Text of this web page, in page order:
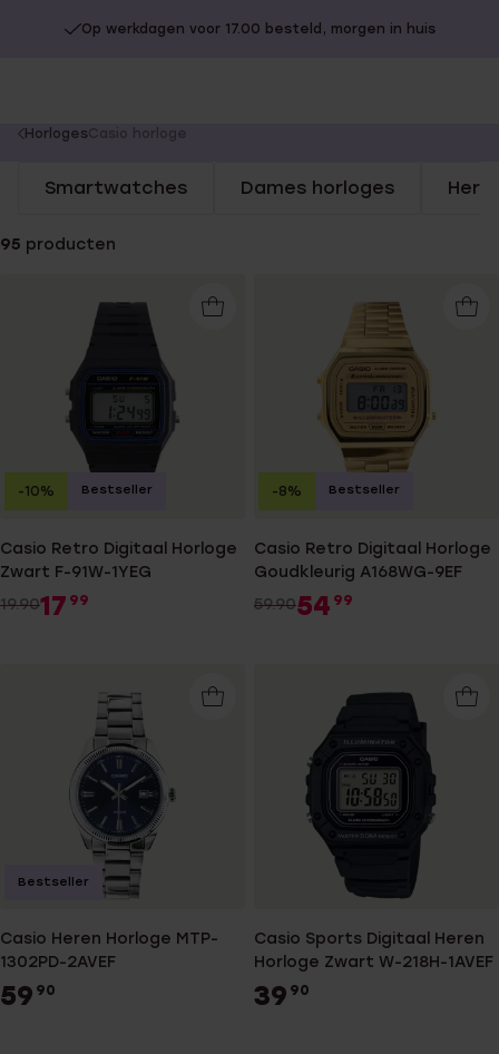
Op werkdagen voor 17.00 besteld, morgen in huis
You
here:
HorlogesCasio horloge
Smartwatches Dames horloges
95 producten
Casio Retro Digitaal Horloge
Zwart F-91W-1YEG
19.9017 99
-10% Bestseller
Casio Retro Digitaal Horloge
Goudkleurig A168WG-9EF
59.9054 99
-8% Bestseller
Casio Heren Horloge MTP-
1302PD-2AVEF
59 90
Bestseller
Casio Sports Digitaal Heren
Horloge Zwart W-218H-1AVEF
39 90